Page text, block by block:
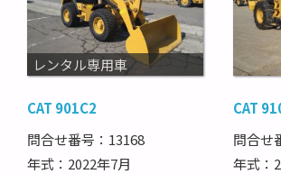
レンタル専用車
CAT 901C2
問合せ番号：13168
年式：2022年7月
CAT
問合せ
年式：